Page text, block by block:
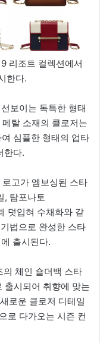
리조트 컬렉션에서
한다.
보이는 독특한 형태
탈 소재의 클로저는
심플한 형태의 업타
한다.
고가 엠보싱된 스타
, 탐포나토
덧입혀 수채화와 같
법으로 완성한 스타
출시된다.
의 체인 숄더백 스타
출시되어 취향에 맞는
로운 클로저 디테일
로 다가오는 시즌 컨